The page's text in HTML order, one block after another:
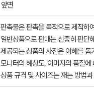
앞면
판촉물은 판촉을 목적으로 제작하
일반상품으로 판매는 신중히 판단
제공되는 상품의 사진은 이해를
모니터의 해상도, 이미지의 품질
상품 규격 및 사이즈는 재는 방법